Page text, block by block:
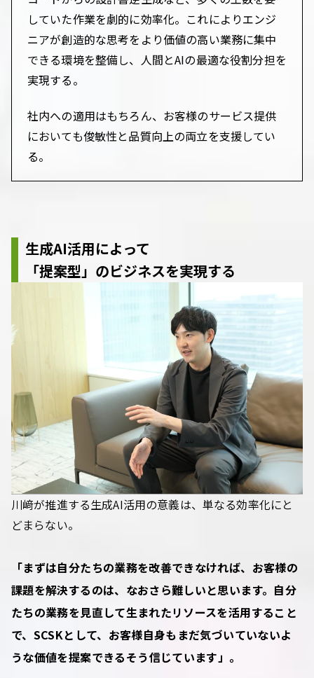
していた作業を劇的に効率化。これによりエンジ
ニアが創造的な思考をより価値の高い業務に集中
できる環境を整備し、人間とAIの最適な役割分担を
実現する。
社内への適用はもちろん、お客様のサービス提供
においても俊敏性と品質向上の両立を支援してい
る。
生成AI活用によって
「提案型」のビジネスを実現する
川﨑が推進する生成AI活用の意義は、単なる効率化にと
どまらない。
「まずは自分たちの業務を改善できなければ、お客様の
課題を解決するのは、なおさら難しいと思います。自分
たちの業務を見直して生まれたリソースを活用すること
で、SCSKとして、お客様自身もまだ気づいていないよ
うな価値を提案できる――そう信じています」。